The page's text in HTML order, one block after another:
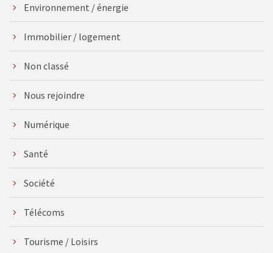
Environnement / énergie
Immobilier / logement
Non classé
Nous rejoindre
Numérique
Santé
Société
Télécoms
Tourisme / Loisirs